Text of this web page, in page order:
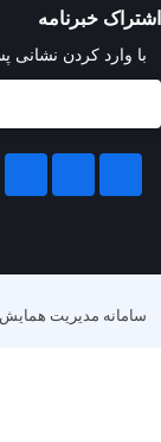
اشتراک خبرنامه
با وارد کردن نشانی
سامانه مدیریت